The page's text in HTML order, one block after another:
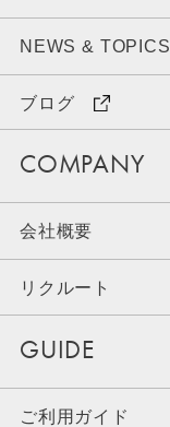
NEWS & TOPICS
ブログ
COMPANY
会社概要
リクルート
GUIDE
ご利用ガイド